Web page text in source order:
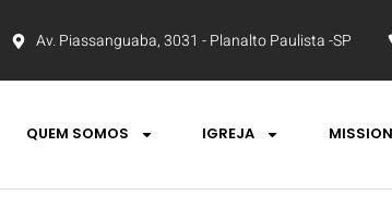
Av. Piassanguaba, 3031 - Planalto Paulista -SP
QUEM SOMOS IGREJA